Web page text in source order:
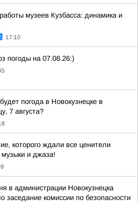
музеев Кузбасса: динамика и
17:10
погоды на 07.08.26:)
погода в Новокузнецке в
7 августа?
которого ждали все ценители
и джаза!
в администрации Новокузнецка
заседание комиссии по безопасности